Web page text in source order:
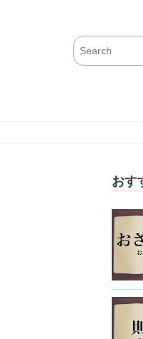
おす